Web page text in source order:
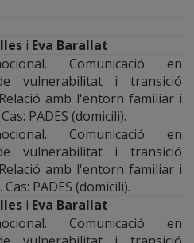
i Eva Barallat
Comunicació en
vulnerabilitat i transició
amb l'entorn familiar i
PADES (domicili).
Comunicació en
vulnerabilitat i transició
amb l'entorn familiar i
PADES (domicili).
i Eva Barallat
Comunicació en